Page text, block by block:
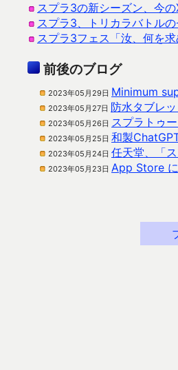
スプラ3の新シーズン、今
スプラ3、トリカラバトル
スプラ3フェス「汝、何を
前後のブログ
2023年05月29日 Minimum
2023年05月27日 防水タブレ
2023年05月26日 スプラトゥ
2023年05月25日 和製
2023年05月24日 任天堂、「
2023年05月23日 App Store